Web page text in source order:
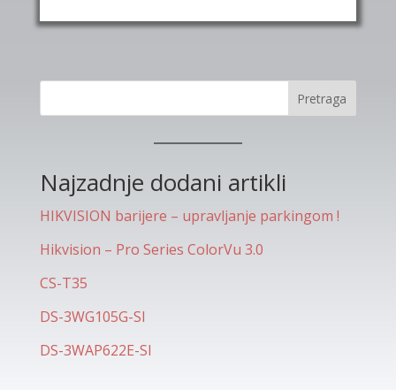
Pretraga
Najzadnje dodani artikli
HIKVISION barijere – upravljanje parkingom !
Hikvision – Pro Series ColorVu 3.0
CS-T35
DS-3WG105G-SI
DS-3WAP622E-SI